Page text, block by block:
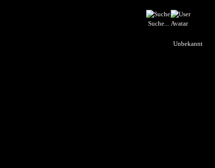
Suche...
Unbekannt